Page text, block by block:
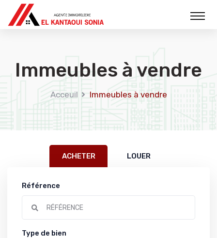
Immeubles à vendre
Acceuil Immeubles à vendre
ACHETER LOUER
Référence
Type de bien